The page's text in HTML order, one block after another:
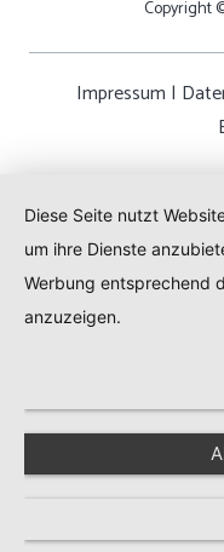
Copyright
Impressum |
Diese Seite nutzt
um ihre Dienste
Werbung entsprechend
anzuzeigen.